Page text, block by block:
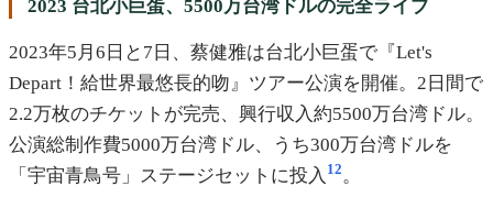
2023 台北小巨蛋、5500万台湾ドルの完全ライブ
2023年5月6日と7日、蔡健雅は台北小巨蛋で『Let's
Depart！給世界最悠長的吻』ツアー公演を開催。2日間で
2.2万枚のチケットが完売、興行収入約5500万台湾ドル。
公演総制作費5000万台湾ドル、うち300万台湾ドルを
「宇宙青鳥号」ステージセットに投入 12 。